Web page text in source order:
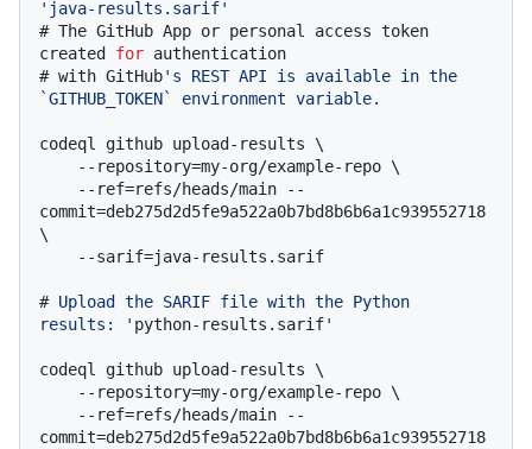
'java-results.sarif'
# The GitHub App or personal access token
created for authentication
# with GitHub's REST API is available in the
`GITHUB_TOKEN` environment variable.
codeql github upload-results \
commit=deb275d2d5fe9a522a0b7bd8b6b6a1c939552718
\
# Upload the SARIF file with the Python
results: ' python-results.sarif'
codeql github upload-results \
commit=deb275d2d5fe9a522a0b7bd8b6b6a1c939552718